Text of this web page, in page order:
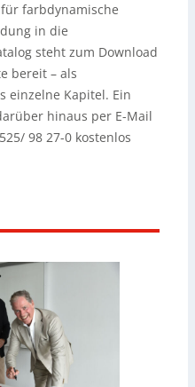
farbdynamische
in die
steht zum Download
bereit – als
einzelne Kapitel. Ein
hinaus per E-Mail
98 27-0 kostenlos